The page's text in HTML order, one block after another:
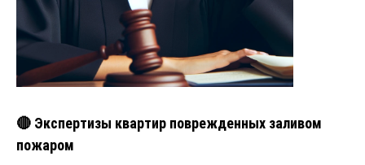
🔴 Экспертизы квартир поврежденных заливом
пожаром